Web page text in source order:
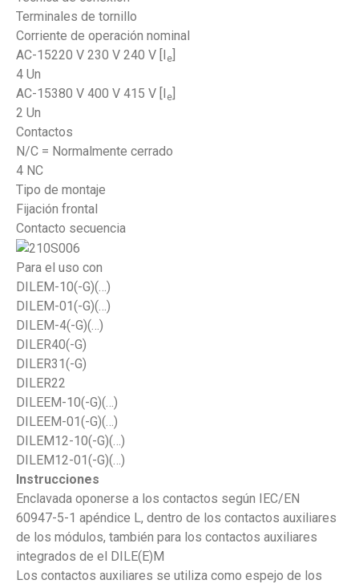
Terminales de tornillo
Corriente de operación nominal
AC-15220 V 230 V 240 V [I e
4 Un
AC-15380 V 400 V 415 V [I e
2 Un
Contactos
N/C = Normalmente cerrado
4 NC
Tipo de montaje
Fijación frontal
Contacto secuencia
Para el uso con
DILEM-10(-G)(…)
DILEM-01(-G)(…)
DILEM-4(-G)(…)
DILER40(-G)
DILER31(-G)
DILER22
DILEEM-10(-G)(…)
DILEEM-01(-G)(…)
DILEM12-10(-G)(…)
DILEM12-01(-G)(…)
Instrucciones
Enclavada oponerse a los contactos según IEC/EN
60947-5-1 apéndice L, dentro de los contactos auxiliares
de los módulos, también para los contactos auxiliares
integrados de el DILE(E)M
Los contactos auxiliares se utiliza como espejo de los